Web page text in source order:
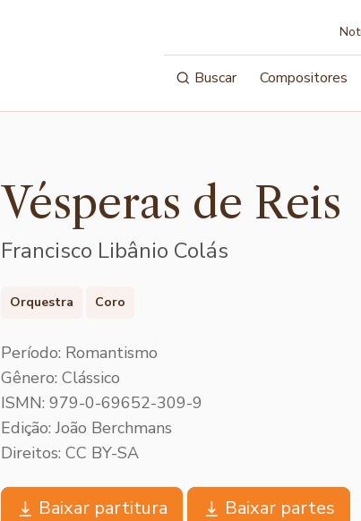
Buscar Compositores
Vésperas de Reis
Francisco Libânio Colás
Orquestra Coro
Período: Romantismo
Gênero: Clássico
ISMN: 979-0-69652-309-9
Edição: João Berchmans
Direitos: CC BY-SA
Baixar partitura Baixar partes